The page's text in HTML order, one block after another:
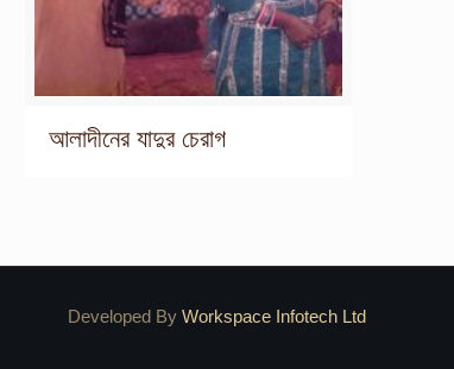
আলাদীনের যাদুর চেরাগ
Developed By Workspace Infotech Ltd